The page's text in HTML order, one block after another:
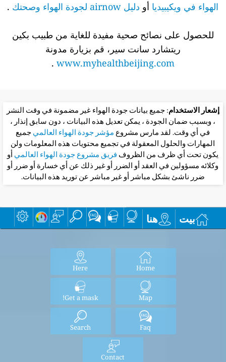
الهواء في ويكيبيدياأو دليل airnow لجودة الهواء وصحتك .
للحصول على نصائح صحية مفيدة للغاية من طبيب بكين
ريتشارد سانت سير، قم بزيارة مدونة
www.myhealthbeijing.com
.
إشعار الاستخدام: جميع بيانات جودة الهواء غير مضمونة في وقت النشر
، وبسبب ضمان الجودة ، يمكن تعديل هذه البيانات ، دون سابق إنذار ،
في أي وقت. لقد مارس مشروعمؤشر جودة الهواء العالميجميع
المهارات والحلول المعقولة في تجميع محتويات هذه المعلومات ولن
يكون تحت أي ظرف من الظروففريق مشروع جودة الهواء العالميأو
وكلائه مسؤولين في العقد أو الضرر أو غير ذلك عن أي خسارة أو ضرر أو
ضرر ناشئ بشكل مباشر أو غير مباشر عن توريد هذه البيانات.
بيت هنا
Home
Here
Map
Get a mask!
Faq
Search
Contact